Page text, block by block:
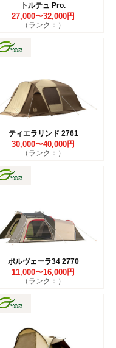
トルテュ Pro.
27,000〜32,000円
（ランク：）
ティエラリンド 2761
30,000〜40,000円
（ランク：）
ポルヴェーラ34 2770
11,000〜16,000円
（ランク：）